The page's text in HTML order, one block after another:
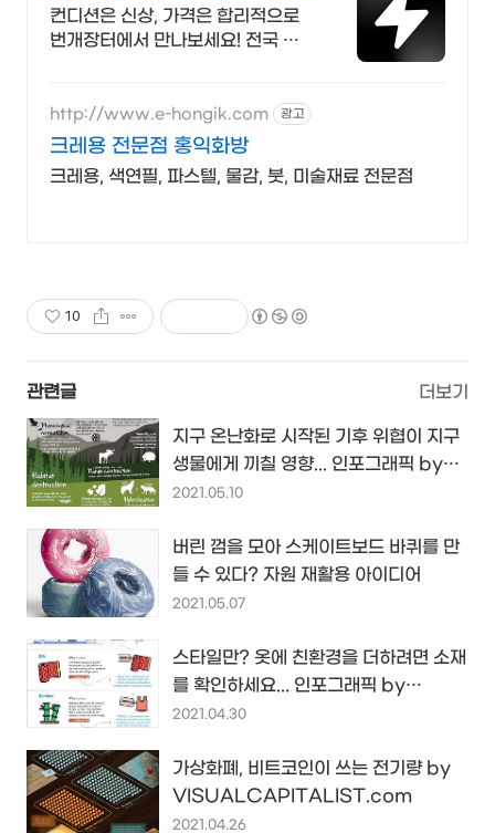
최대 브랜드 중고거래
컨디션은 신상, 가격은 합리적으로
번개장터에서 만나보세요! 전국 각
드
http://www.e-hongik.com 광고
크레용 전문점 홍익화방
크레용, 색연필, 파스텔, 물감, 붓, 미술재료 전문점
10
관련글 더보기
지구 온난화로 시작된 기후 위협이 지구
생물에게 끼칠 영향... 인포그래픽 by
Energy.Techno-Science.ca...
2021.05.10
버린 껌을 모아 스케이트보드 바퀴를 만
들 수 있다? 자원 재활용 아이디어
2021.05.07
스타일만? 옷에 친환경을 더하려면 소재
를 확인하세요... 인포그래픽 by
MakeChange.Aspiration.com...
2021.04.30
가상화폐, 비트코인이 쓰는 전기량 by
VISUALCAPITALIST.com
2021.04.26